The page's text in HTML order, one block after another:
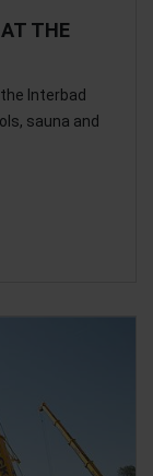
THE
Interbad
sauna and